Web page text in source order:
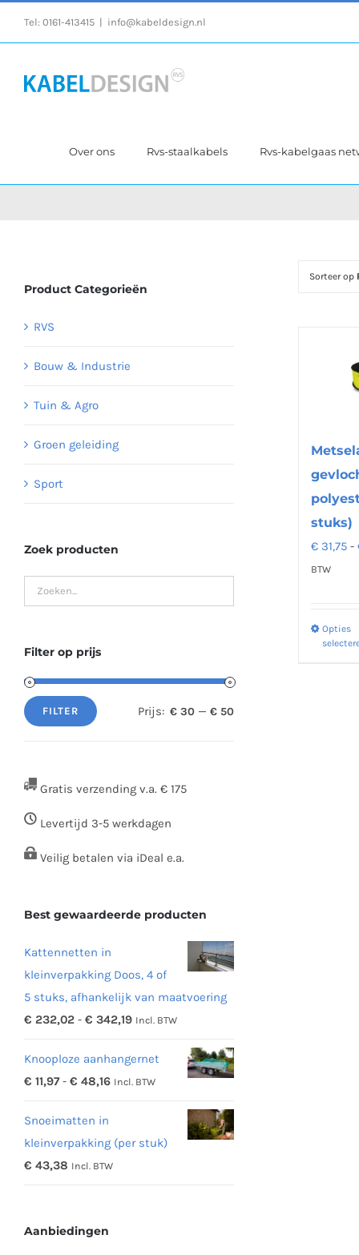
Tel: 0161-413415 info@kabeldesign.nl
Over ons Rvs-staalkabels Rvs-kabelgaas
Sorteer op
stuks)
€ 31,75 -
BTW
Opties
Product Categorieën
RVS
Bouw & Industrie
Tuin & Agro
Groen geleiding
Sport
Zoek producten
Filter op prijs
Min.
Max.
FILTER Prijs: € 30 —€ 50
Gratis verzending v.a. € 175
Levertijd 3-5 werkdagen
Veilig betalen via iDeal e.a.
Best gewaardeerde producten
Kattennetten in
kleinverpakking Doos, 4 of
5 stuks, afhankelijk van maatvoering
€ 232,02 - € 342,19Prijsklasse:
tot
€ 342,19
Incl. BTW
Knooploze aanhangernet
€ 11,97 - € 48,16Prijsklasse:
€ 48,16
Incl. BTW
Snoeimatten in
kleinverpakking (per stuk)
€ 43,38 Incl. BTW
Aanbiedingen